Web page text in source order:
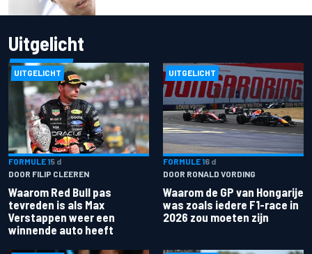
Uitgelicht
UITGELICHT
FORMULE 15 d
DOOR FILIP CLEEREN
Waarom Red Bull pas
tevreden is als Max
Verstappen weer een
winnende auto heeft
UITGELICHT
FORMULE 16 d
DOOR RONALD VORDING
Waarom de GP van Hongarije
was zoals iedere F1-race in
2026 zou moeten zijn